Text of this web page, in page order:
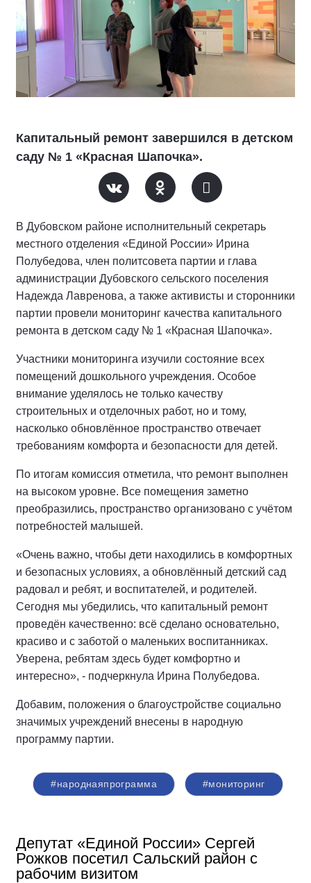
Капитальный ремонт завершился в детском
саду № 1 «Красная Шапочка».
В Дубовском районе исполнительный секретарь
местного отделения «Единой России» Ирина
Полубедова, член политсовета партии и глава
администрации Дубовского сельского поселения
Надежда Лавренова, а также активисты и сторонники
партии провели мониторинг качества капитального
ремонта в детском саду № 1 «Красная Шапочка».
Участники мониторинга изучили состояние всех
помещений дошкольного учреждения. Особое
внимание уделялось не только качеству
строительных и отделочных работ, но и тому,
насколько обновлённое пространство отвечает
требованиям комфорта и безопасности для детей.
По итогам комиссия отметила, что ремонт выполнен
на высоком уровне. Все помещения заметно
преобразились, пространство организовано с учётом
потребностей малышей.
«Очень важно, чтобы дети находились в комфортных
и безопасных условиях, а обновлённый детский сад
радовал и ребят, и воспитателей, и родителей.
Сегодня мы убедились, что капитальный ремонт
проведён качественно: всё сделано основательно,
красиво и с заботой о маленьких воспитанниках.
Уверена, ребятам здесь будет комфортно и
интересно», - подчеркнула Ирина Полубедова.
Добавим, положения о благоустройстве социально
значимых учреждений внесены в народную
программу партии.
#народнаяпрограмма #мониторинг
Депутат «Единой России» Сергей
Рожков посетил Сальский район с
рабочим визитом